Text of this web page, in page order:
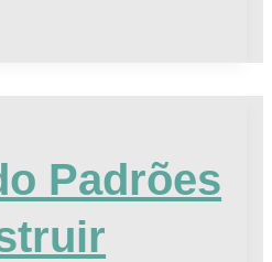
Padrões